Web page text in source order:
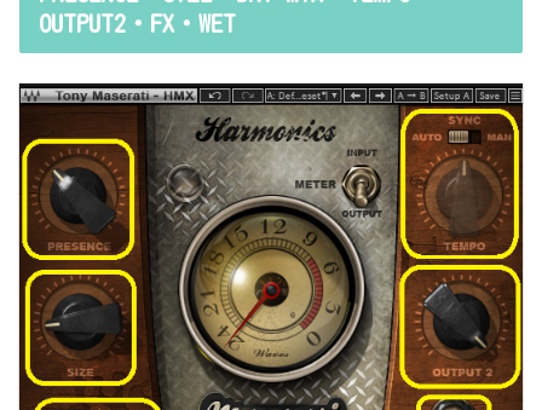
OUTPUT2・FX・WET